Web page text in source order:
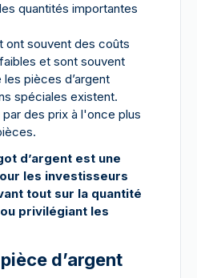
quantités importantes
ont souvent des coûts
et sont souvent
pièces d’argent
spéciales existent.
des prix à l'once plus
d’argent est une
les investisseurs
tout sur la quantité
privilégiant les
d’argent